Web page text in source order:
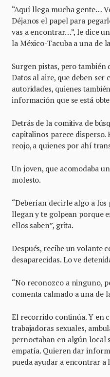
“Aquí llega mucha gente…
Déjanos el papel para
vas a encontrar…”, le dice
la México-Tacuba a una de
Surgen pistas, pero también
Datos al aire, que deben
autoridades, quienes
información que se está
Detrás de la comitiva de
capitalinos parece disperso.
reojo, a quienes por ahí
Un joven, que acomodaba
molesto.
“Deberían decirle algo a los
llegan y te golpean porque
ellos saben”, grita.
Después, recibe un volante
desaparecidas. Lo ve
“No reconozco a ninguno,
comenta calmado a una de
El recorrido continúa. Y en
trabajadoras sexuales,
pernoctaban en algún local
empatía. Quieren dar
pueda ayudar a encontrar a